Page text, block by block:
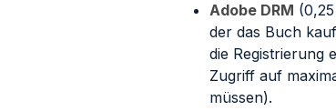
Adobe DRM
der das Buch
die Registrierung
Zugriff auf
müssen).